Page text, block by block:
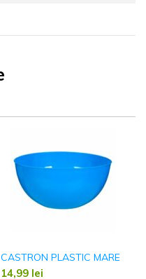
CASTRON PLASTIC MARE
14,99 lei